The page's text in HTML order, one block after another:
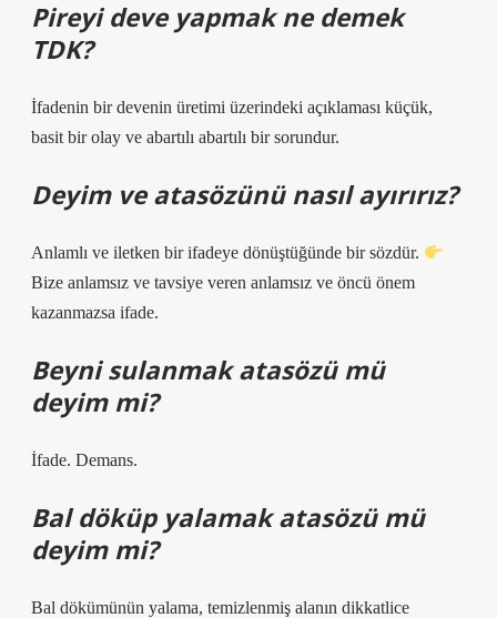
Pireyi deve yapmak ne demek
TDK?
İfadenin bir devenin üretimi üzerindeki açıklaması küçük,
basit bir olay ve abartılı abartılı bir sorundur.
Deyim ve atasözünü nasıl ayırırız?
Anlamlı ve iletken bir ifadeye dönüştüğünde bir sözdür.
Bize anlamsız ve tavsiye veren anlamsız ve öncü önem
kazanmazsa ifade.
Beyni sulanmak atasözü mü
deyim mi?
İfade. Demans.
Bal döküp yalamak atasözü mü
deyim mi?
Bal dökümünün yalama, temizlenmiş alanın dikkatlice